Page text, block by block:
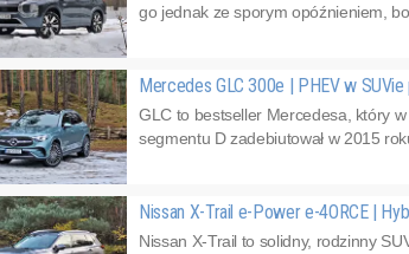
go jednak ze sporym opóźnieniem,
Mercedes GLC 300e | PHEV w
GLC to bestseller Mercedesa, który
segmentu D zadebiutował w 2015
Nissan X-Trail e-Power e-4ORCE |
Nissan X-Trail to solidny, rodzinny